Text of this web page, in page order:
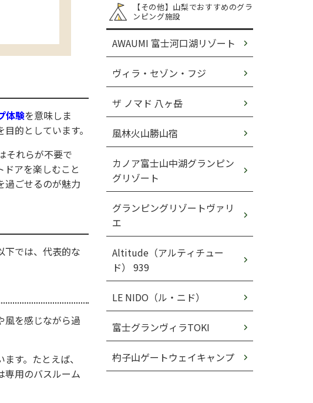
体験を意味しま
的としています。
それらが不要で
アを楽しむこと
過ごせるのが魅力
下では、代表的な
風を感じながら過
す。たとえば、
専用のバスルーム
【その他】山梨でおすすめのグラ
ンピング施設
AWAUMI 富士河口湖リゾート
ヴィラ・セゾン・フジ
ザ ノマド 八ヶ岳
風林火山勝山宿
カノア富士山中湖グランピン
グリゾート
グランピングリゾートヴァリ
エ
Altitude（アルティチュー
ド） 939
LE NIDO（ル・ニド）
富士グランヴィラTOKI
杓子山ゲートウェイキャンプ